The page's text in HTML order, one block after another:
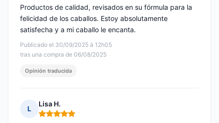
Publicado el 30/09/2025 à 12h05
tras una compra de 06/08/2025
Productos de calidad, revisados en su fórmula para la
felicidad de los caballos. Estoy absolutamente
satisfecha y a mi caballo le encanta.
Opinión traducida
L
Lisa H.
Nota: 5 de 5